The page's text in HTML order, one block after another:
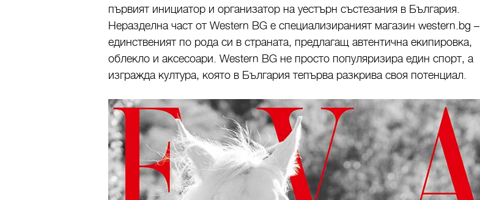
първият инициатор и организатор на уестърн състезания в България.
Неразделна част от Western BG е специализираният магазин western.bg –
единственият по рода си в страната, предлагащ автентична екипировка,
облекло и аксесоари. Western BG не просто популяризира един спорт, а
изгражда култура, която в България тепърва разкрива своя потенциал.